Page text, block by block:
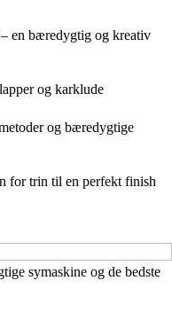
en bæredygtig og kreativ
og karklude
og bæredygtige
for trin til en perfekt finish
symaskine og de bedste